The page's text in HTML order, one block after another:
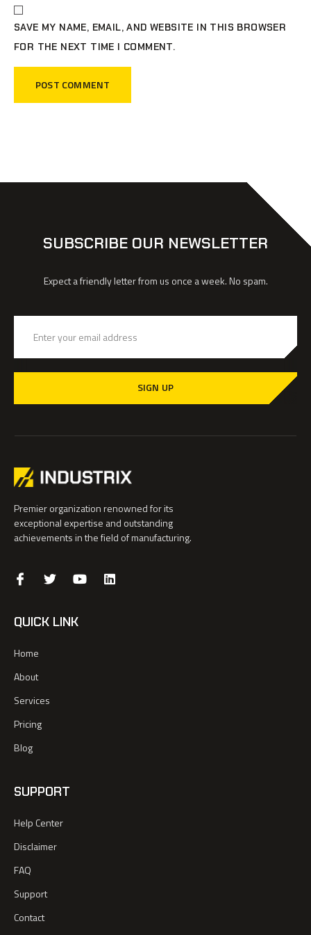
SAVE MY NAME, EMAIL, AND WEBSITE IN THIS BROWSER
FOR THE NEXT TIME I COMMENT.
SUBSCRIBE OUR NEWSLETTER
Expect a friendly letter from us once a week. No spam.
SIGN UP
Premier organization renowned for its
exceptional expertise and outstanding
achievements in the field of manufacturing.
QUICK LINK
Home
About
Services
Pricing
Blog
SUPPORT
Help Center
Disclaimer
FAQ
Support
Contact